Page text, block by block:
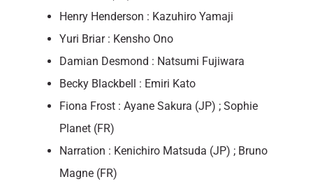
Henry Henderson : Kazuhiro Yamaji
Yuri Briar : Kensho Ono
Damian Desmond : Natsumi Fujiwara
Becky Blackbell : Emiri Kato
Fiona Frost : Ayane Sakura (JP) ; Sophie
Planet (FR)
Narration : Kenichiro Matsuda (JP) ; Bruno
Magne (FR)